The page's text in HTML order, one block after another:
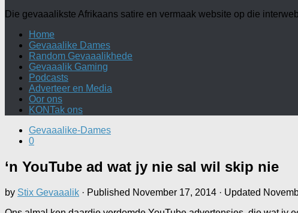
Die gevaaalikste Afrikaans satire en vermaak website op die
Home
Gevaaalike Dames
Random Gevaaalikhede
Gevaaalik Gaming
Podcasts
Adverteer en Media
Oor ons
KONTak ons
Gevaaalike-Dames
0
‘n YouTube ad wat jy nie sal wil skip nie
by Stix Gevaaalik · Published November 17, 2014 · Updated